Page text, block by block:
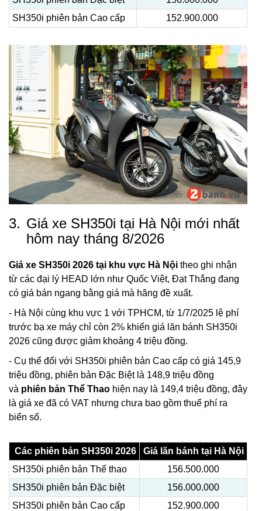
SH350i phiên bản Cao cấp
152.900.000
3. Giá xe SH350i tại Hà Nội mới nhất
hôm nay tháng 8/2026
Giá xe SH350i 2026 tại khu vực Hà Nội theo ghi nhận
từ các đại lý HEAD lớn như Quốc Việt, Đạt Thắng đang
có giá bán ngang bằng giá mà hãng đề xuất.
- Hà Nội cùng khu vực 1 với TPHCM, từ 1/7/2025 lệ phí
trước bạ xe máy chỉ còn 2% khiến giá lăn bánh SH350i
2026 cũng được giảm khoảng 4 triệu đồng.
- Cụ thể đối với SH350i phiên bản Cao cấp có giá 145,9
triệu đồng, phiên bản Đặc Biệt là 148,9 triệu đồng
và phiên bản Thể Thao hiện nay là 149,4 triệu đồng, đây
là giá xe đã có VAT nhưng chưa bao gồm thuế phí ra
biển số.
Các phiên bản SH350i 2026
Giá lăn bánh tại Hà Nội
SH350i phiên bản Thể thao
156.500.000
SH350i phiên bản Đặc biệt
156.000.000
SH350i phiên bản Cao cấp
152.900.000